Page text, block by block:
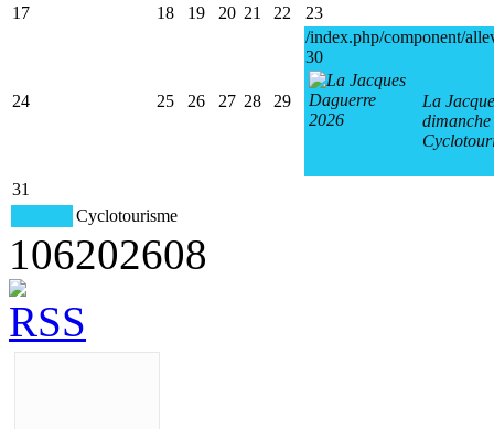
17
18 19 20 21 22 23
24 25 26 27 28 29
/index.php/component/
30
La
31
Cyclotourisme
106202608